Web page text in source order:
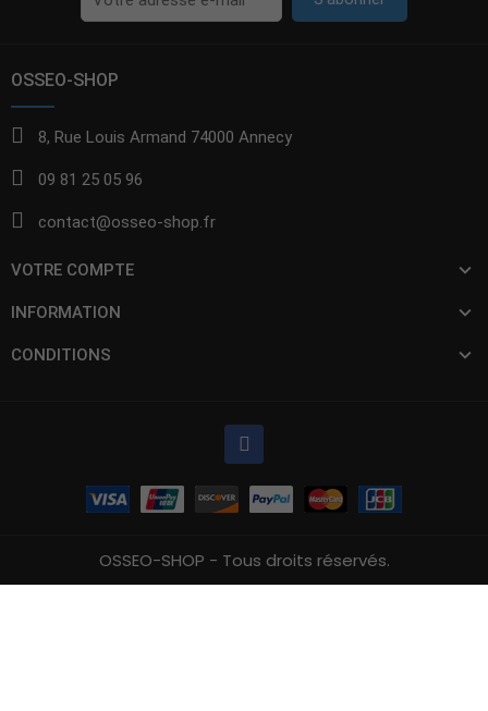
OSSEO-SHOP
8, Rue Louis Armand 74000 Annecy
09 81 25 05 96
contact@osseo-shop.fr
VOTRE COMPTE
INFORMATION
CONDITIONS
OSSEO-SHOP - Tous droits réservés.